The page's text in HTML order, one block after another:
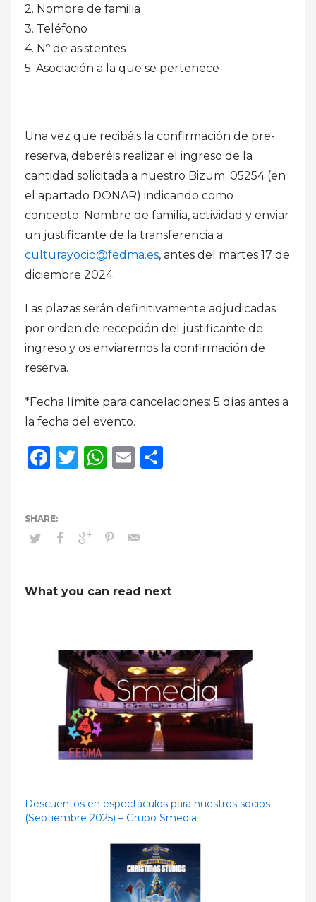
2. Nombre de familia
3. Teléfono
4. Nº de asistentes
5. Asociación a la que se pertenece
Una vez que recibáis la confirmación de pre-
reserva, deberéis realizar el ingreso de la
cantidad solicitada a nuestro Bizum: 05254 (en
el apartado DONAR) indicando como
concepto: Nombre de familia, actividad y enviar
un justificante de la transferencia a:
culturayocio@fedma.es, antes del martes 17 de
diciembre 2024.
Las plazas serán definitivamente adjudicadas
por orden de recepción del justificante de
ingreso y os enviaremos la confirmación de
reserva.
*Fecha límite para cancelaciones: 5 días antes a
la fecha del evento.
Facebook
Twitter
WhatsApp
Email
What you can read next
Descuentos en espectáculos para nuestros socios
(Septiembre 2025) – Grupo Smedia